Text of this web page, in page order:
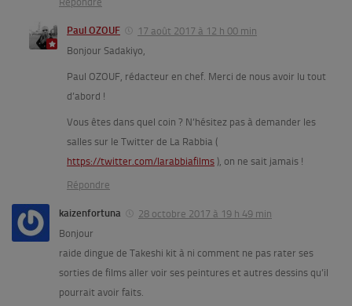
Paul OZOUF
17 août 2017 à 12 h 00 min
Bonjour Sadakiyo,
Paul OZOUF, rédacteur en chef. Merci de nous avoir lu tout
d’abord !
Vous êtes dans quel coin ? N’hésitez pas à demander les
salles sur le Twitter de La Rabbia (
https://twitter.com/larabbiafilms ), on ne sait jamais !
Répondre
kaizenfortuna
28 octobre 2017 à 19 h 49 min
Bonjour
raide dingue de Takeshi kit à ni comment ne pas rater ses
sorties de films aller voir ses peintures et autres dessins qu’il
pourrait avoir faits.